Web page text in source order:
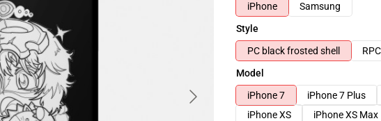
iPhone
Samsung
Style
PC black frosted shell
Model
iPhone 7
iPhone 7 Plus
iPhone XS
iPhone XS Max